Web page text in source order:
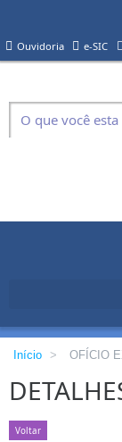
Ouvidoria e-SIC
Início > OFÍCIO
Voltar